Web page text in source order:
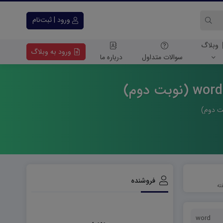
ورود | ثبت‌نام
وبلاگ
سوالات متداول درباره ما
ورود به وبلاگ
word
فروشنده